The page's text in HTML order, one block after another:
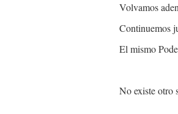
Volvamos
Continuemos
El mismo
No existe